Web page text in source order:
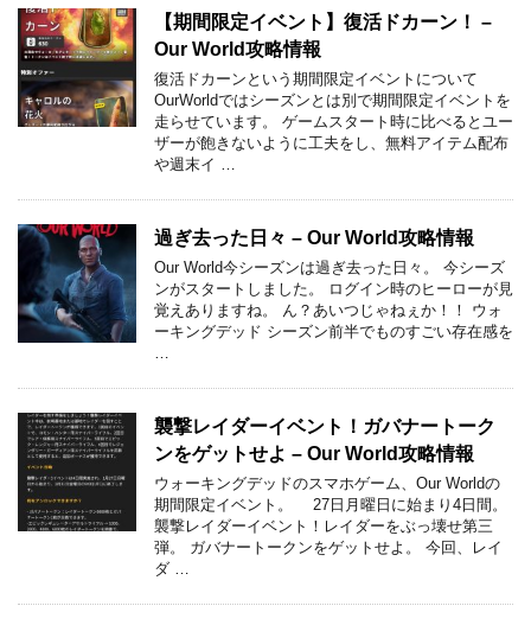
【期間限定イベント】復活ドカーン！ –
Our World攻略情報
復活ドカーンという期間限定イベントについて
OurWorldではシーズンとは別で期間限定イベントを
走らせています。 ゲームスタート時に比べるとユー
ザーが飽きないように工夫をし、無料アイテム配布
や週末イ …
過ぎ去った日々 – Our World攻略情報
Our World今シーズンは過ぎ去った日々。 今シーズ
ンがスタートしました。 ログイン時のヒーローが見
覚えありますね。 ん？あいつじゃねぇか！！ ウォ
ーキングデッド シーズン前半でものすごい存在感を
襲撃レイダーイベント！ガバナートーク
ンをゲットせよ – Our World攻略情報
ウォーキングデッドのスマホゲーム、Our Worldの
期間限定イベント。 27日月曜日に始まり4日間。
襲撃レイダーイベント！レイダーをぶっ壊せ第三
弾。 ガバナートークンをゲットせよ。 今回、レイ
ダ …